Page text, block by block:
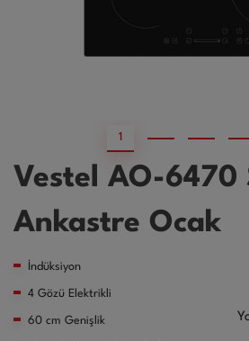
1
Vestel AO-6470
Ankastre Ocak
İndüksiyon
4 Gözü Elektrikli
60 cm Genişlik